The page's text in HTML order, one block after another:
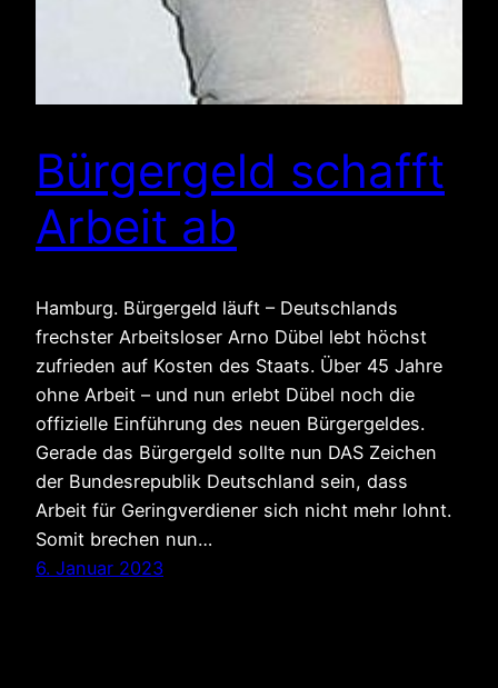
Bürgergeld schafft
Arbeit ab
Hamburg. Bürgergeld läuft – Deutschlands
frechster Arbeitsloser Arno Dübel lebt höchst
zufrieden auf Kosten des Staats. Über 45 Jahre
ohne Arbeit – und nun erlebt Dübel noch die
offizielle Einführung des neuen Bürgergeldes.
Gerade das Bürgergeld sollte nun DAS Zeichen
der Bundesrepublik Deutschland sein, dass
Arbeit für Geringverdiener sich nicht mehr lohnt.
Somit brechen nun…
6. Januar 2023